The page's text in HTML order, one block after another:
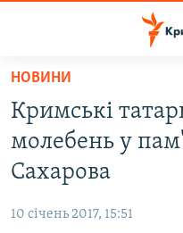
Перейти
основного
матеріалу
Перейти
до
основної
ВОДА.КРИМ
ВІДЕО ТА ФОТО
БЛОГИ
НОВИНИ
Кримські
молебень у
Сахарова
10 січень 2017, 15:51